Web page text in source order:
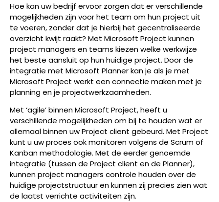
Hoe kan uw bedrijf ervoor zorgen dat er verschillende
mogelijkheden zijn voor het team om hun project uit
te voeren, zonder dat je hierbij het gecentraliseerde
overzicht kwijt raakt? Met Microsoft Project kunnen
project managers en teams kiezen welke werkwijze
het beste aansluit op hun huidige project. Door de
integratie met Microsoft Planner kan je als je met
Microsoft Project werkt een connectie maken met je
planning en je projectwerkzaamheden.
Met ‘agile’ binnen Microsoft Project, heeft u
verschillende mogelijkheden om bij te houden wat er
allemaal binnen uw Project client gebeurd. Met Project
kunt u uw proces ook monitoren volgens de Scrum of
Kanban methodologie. Met de eerder genoemde
integratie (tussen de Project client en de Planner),
kunnen project managers controle houden over de
huidige projectstructuur en kunnen zij precies zien wat
de laatst verrichte activiteiten zijn.